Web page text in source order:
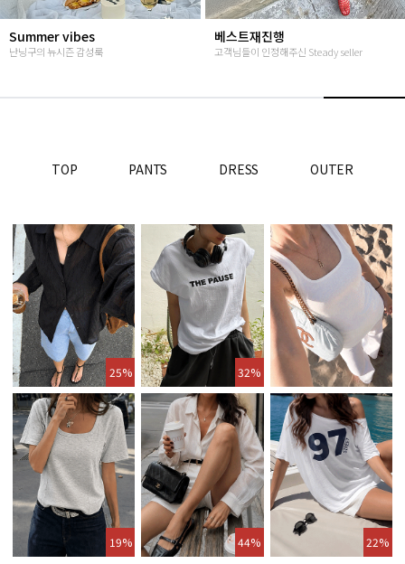
Summer vibes
난닝구의 뉴시즌 감성룩
베스트재진행
고객님들이 인정해주신 Steady seller
TOP PANTS DRESS OUTER
25% 32%
19% 44% 22%